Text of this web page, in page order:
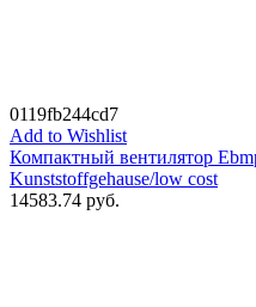
0119fb244cd7
Add to Wishlist
Компактный вентилятор
Kunststoffgehause/low cost
14583.74 руб.